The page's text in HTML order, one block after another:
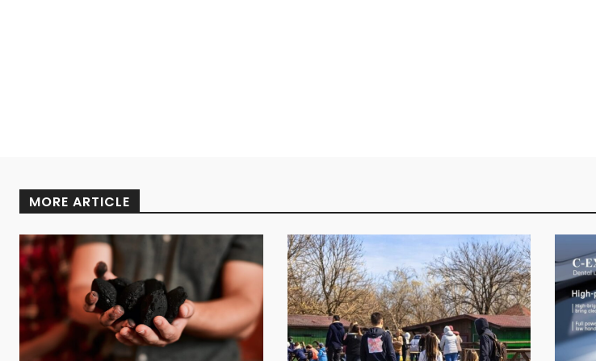
MORE ARTICLE